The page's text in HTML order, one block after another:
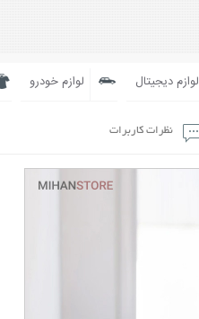
لوازم دیجیتال لوازم خودرو
نظرات کاربرات